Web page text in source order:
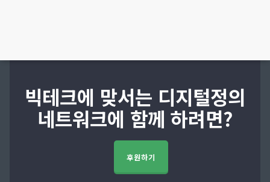
빅테크에 맞서는 디지털정의
네트워크에 함께 하려면?
후원하기